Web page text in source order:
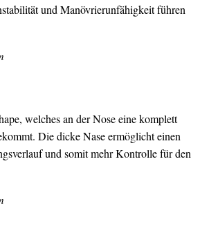
und Manövrierunfähigkeit führen
welches an der Nose eine komplett
Die dicke Nase ermöglicht einen
und somit mehr Kontrolle für den